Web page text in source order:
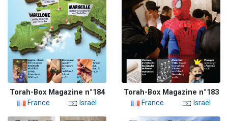
Torah-Box Magazine n°184
France
Israël
Torah-Box Magazine n°183
France
Israël